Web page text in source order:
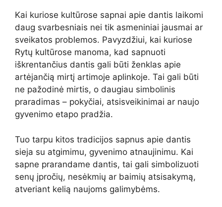
Kai kuriose kultūrose sapnai apie dantis laikomi
daug svarbesniais nei tik asmeniniai jausmai ar
sveikatos problemos. Pavyzdžiui, kai kuriose
Rytų kultūrose manoma, kad sapnuoti
iškrentančius dantis gali būti ženklas apie
artėjančią mirtį artimoje aplinkoje. Tai gali būti
ne pažodinė mirtis, o daugiau simbolinis
praradimas – pokyčiai, atsisveikinimai ar naujo
gyvenimo etapo pradžia.
Tuo tarpu kitos tradicijos sapnus apie dantis
sieja su atgimimu, gyvenimo atnaujinimu. Kai
sapne prarandame dantis, tai gali simbolizuoti
senų įpročių, nesėkmių ar baimių atsisakymą,
atveriant kelią naujoms galimybėms.